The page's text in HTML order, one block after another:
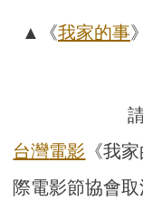
▲《我家的事
台灣電影 《我
際電影節協會